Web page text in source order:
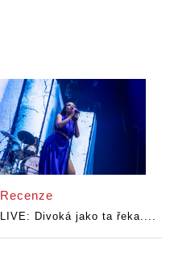
Recenze
LIVE: Divoká jako ta řeka....